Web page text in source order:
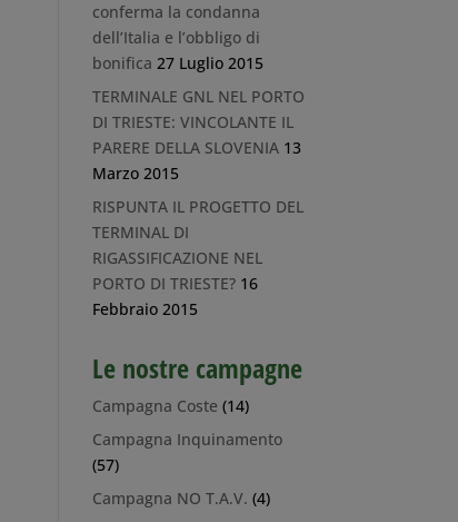
conferma la condanna
dell’Italia e l’obbligo di
bonifica 27 Luglio 2015
TERMINALE GNL NEL PORTO
DI TRIESTE: VINCOLANTE IL
PARERE DELLA SLOVENIA 13
Marzo 2015
RISPUNTA IL PROGETTO DEL
TERMINAL DI
RIGASSIFICAZIONE NEL
PORTO DI TRIESTE? 16
Febbraio 2015
Le nostre campagne
Campagna Coste (14)
Campagna Inquinamento
(57)
Campagna NO T.A.V. (4)